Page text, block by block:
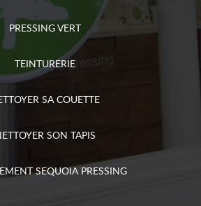
PRESSING VERT
TEINTURERIE
SA COUETTE
SON TAPIS
SEQUOIA PRESSING